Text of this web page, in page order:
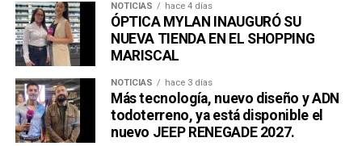
NOTICIAS hace 4 días
ÓPTICA MYLAN INAUGURÓ SU
NUEVA TIENDA EN EL SHOPPING
MARISCAL
NOTICIAS hace 3 días
Más tecnología, nuevo diseño y ADN
todoterreno, ya está disponible el
nuevo JEEP RENEGADE 2027.